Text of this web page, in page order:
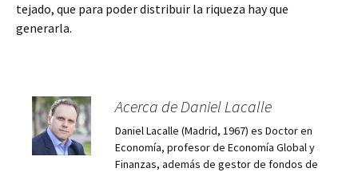
tejado, que para poder distribuir la riqueza hay que
generarla.
Acerca de Daniel Lacalle
Daniel Lacalle (Madrid, 1967) es Doctor en
Economía, profesor de Economía Global y
Finanzas, además de gestor de fondos de